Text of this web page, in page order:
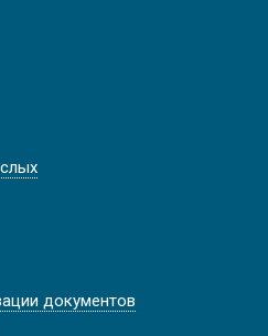
документов